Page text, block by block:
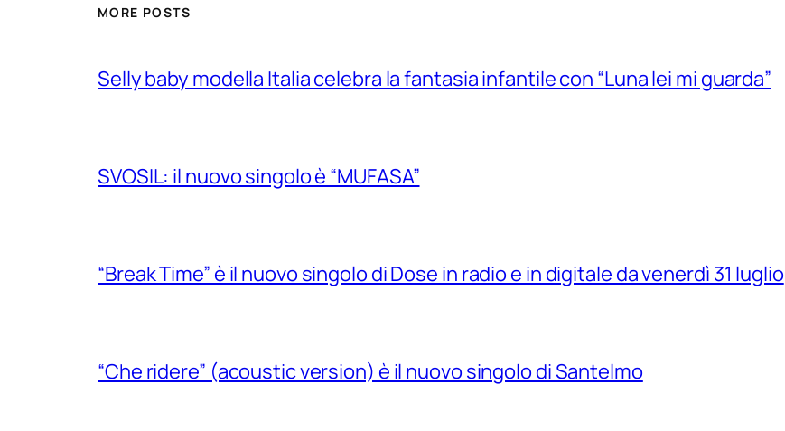
MORE POSTS
Selly baby modella Italia celebra la fantasia infantile con “Luna lei mi guarda”
SVOSIL: il nuovo singolo è “MUFASA”
“Break Time” è il nuovo singolo di Dose in radio e in digitale da venerdì 31 luglio
“Che ridere” (acoustic version) è il nuovo singolo di Santelmo